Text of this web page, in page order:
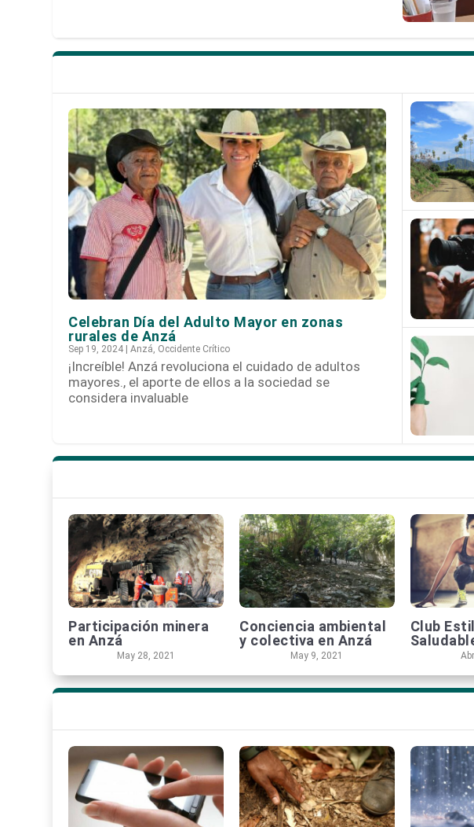
Celebran Día del Adulto Mayor en zonas
rurales de Anzá
Sep 19, 2024 |Anzá, Occidente Crítico
¡Increíble! Anzá revoluciona el cuidado de adultos
mayores., el aporte de ellos a la sociedad se
considera invaluable
Participación minera
en Anzá
May 28, 2021
Conciencia ambiental
y colectiva en Anzá
May 9, 2021
Club